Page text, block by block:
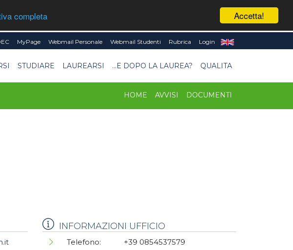
Accetta!
completa
MyPage Webmail Personale Webmail Studenti Rubrica Login
STUDIARE LAUREARSI ...E DOPO LA LAUREA? QUALITA
HOME AVVISI DOCUMENTI
INFORMAZIONI UFFICIO
Telefono: +39 0854537579